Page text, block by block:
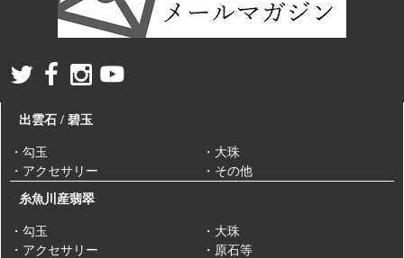
出雲石 / 碧玉
・勾玉
・大珠
・アクセサリー
・その他
糸魚川産翡翠
・勾玉
・大珠
・アクセサリー
・原石等